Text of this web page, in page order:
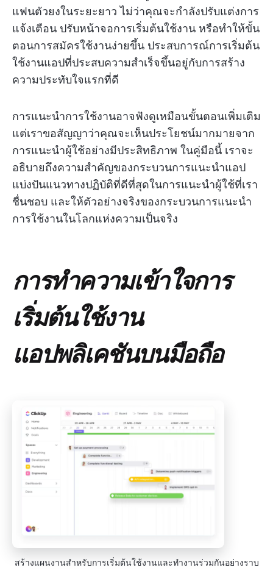
แฟนตัวยงในระยะยาว ไม่ว่าคุณจะกำลังปรับแต่งการ
แจ้งเตือน ปรับหน้าจอการเริ่มต้นใช้งาน หรือทำให้ขั้น
ตอนการสมัครใช้งานง่ายขึ้น ประสบการณ์การเริ่มต้น
ใช้งานแอปที่ประสบความสำเร็จขึ้นอยู่กับการสร้าง
ความประทับใจแรกที่ดี
การแนะนำการใช้งานอาจฟังดูเหมือนขั้นตอนเพิ่มเติม
แต่เราขอสัญญาว่าคุณจะเห็นประโยชน์มากมายจาก
การแนะนำผู้ใช้อย่างมีประสิทธิภาพ ในคู่มือนี้ เราจะ
อธิบายถึงความสำคัญของกระบวนการแนะนำแอป
แบ่งปันแนวทางปฏิบัติที่ดีที่สุดในการแนะนำผู้ใช้ที่เรา
ชื่นชอบ และให้ตัวอย่างจริงของกระบวนการแนะนำ
การใช้งานในโลกแห่งความเป็นจริง
การทำความเข้าใจการ
เริ่มต้นใช้งาน
แอปพลิเคชันบนมือถือ
สร้างแผนงานสำหรับการเริ่มต้นใช้งานและทำงานร่วมกันอย่างราบ